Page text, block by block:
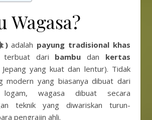
Wagasa?
)adalah payung tradisional khas
terbuat dari bambu dan kertas
yang kuat dan lentur). Tidak
modern yang biasanya dibuat dari
wagasa dibuat secara
teknik yang diwariskan turun-
pengrajin ahli.